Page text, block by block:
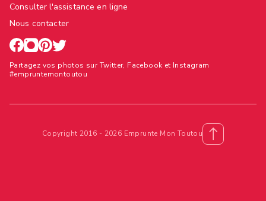
Consulter l'assistance en ligne
Nous contacter
Partagez vos photos sur Twitter, Facebook et Instagram
#empruntemontoutou
Copyright 2016 - 2026 Emprunte Mon Toutou